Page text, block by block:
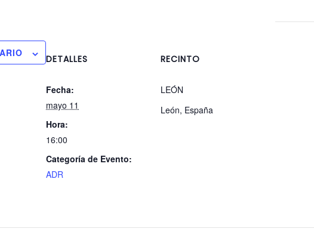
DETALLES
Fecha:
mayo 11
Hora:
16:00
Categoría de Evento:
ADR
RECINTO
LEÓN
León, España